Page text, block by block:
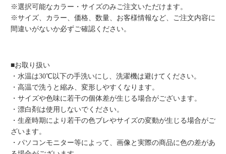
※選択可能なカラー・サイズのみご注文いただけます。
※サイズ、カラー、価格、数量、お客様情報など、ご注文内容に
間違いがないか必ずご確認ください。
■お取り扱い
・水温は30℃以下の手洗いにし、洗濯機は避けてください。
・高温で洗うと縮み、変形しやすくなります。
・サイズや色味に若干の個体差が生じる場合がございます。
・漂白剤は使用しないでください。
・生産時期により若干の色ブレやサイズの変動が生じる場合がご
ざいます。
・パソコンモニター等によって、画像と実際の商品に色の差があ